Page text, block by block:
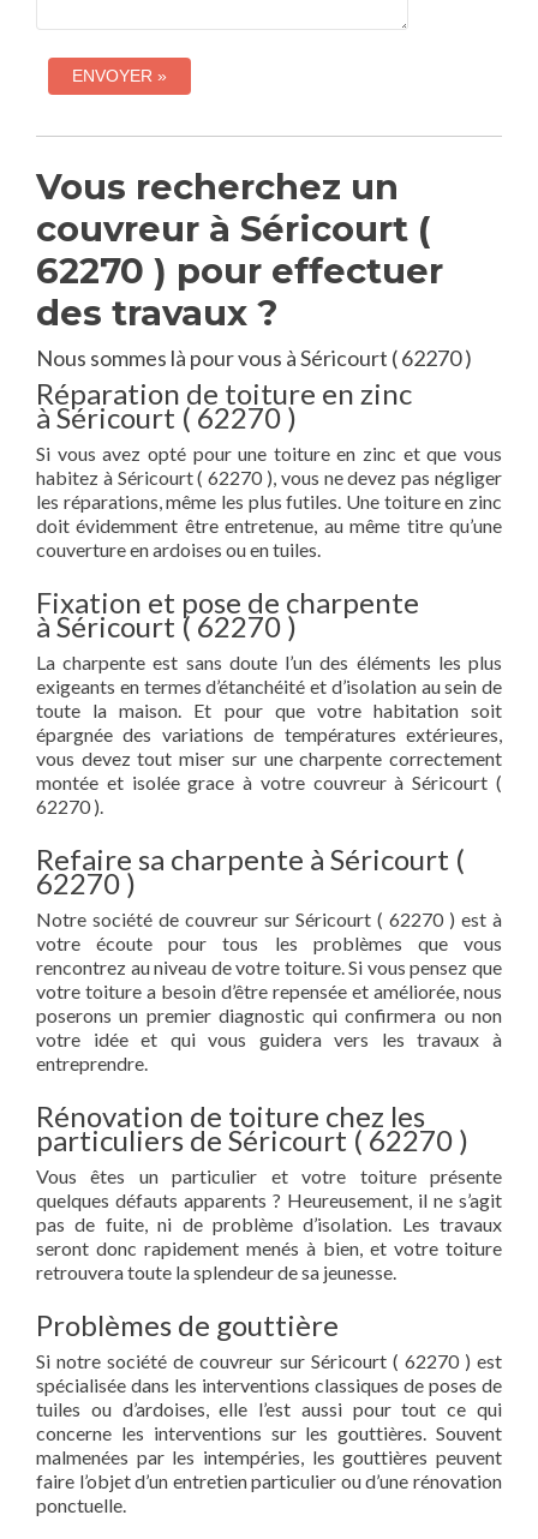
Vous recherchez un
couvreur à Séricourt (
62270 ) pour effectuer
des travaux ?
Nous sommes là pour vous à Séricourt ( 62270 )
Réparation de toiture en zinc
à Séricourt ( 62270 )
Si vous avez opté pour une toiture en zinc et que vous
habitez à Séricourt ( 62270 ), vous ne devez pas négliger
les réparations, même les plus futiles. Une toiture en zinc
doit évidemment être entretenue, au même titre qu’une
couverture en ardoises ou en tuiles.
Fixation et pose de charpente
à Séricourt ( 62270 )
La charpente est sans doute l’un des éléments les plus
exigeants en termes d’étanchéité et d’isolation au sein de
toute la maison. Et pour que votre habitation soit
épargnée des variations de températures extérieures,
vous devez tout miser sur une charpente correctement
montée et isolée grace à votre couvreur à Séricourt (
62270 ).
Refaire sa charpente à Séricourt (
62270 )
Notre société de couvreur sur Séricourt ( 62270 ) est à
votre écoute pour tous les problèmes que vous
rencontrez au niveau de votre toiture. Si vous pensez que
votre toiture a besoin d’être repensée et améliorée, nous
poserons un premier diagnostic qui confirmera ou non
votre idée et qui vous guidera vers les travaux à
entreprendre.
Rénovation de toiture chez les
particuliers de Séricourt ( 62270 )
Vous êtes un particulier et votre toiture présente
quelques défauts apparents ? Heureusement, il ne s’agit
pas de fuite, ni de problème d’isolation. Les travaux
seront donc rapidement menés à bien, et votre toiture
retrouvera toute la splendeur de sa jeunesse.
Problèmes de gouttière
Si notre société de couvreur sur Séricourt ( 62270 ) est
spécialisée dans les interventions classiques de poses de
tuiles ou d’ardoises, elle l’est aussi pour tout ce qui
concerne les interventions sur les gouttières. Souvent
malmenées par les intempéries, les gouttières peuvent
faire l’objet d’un entretien particulier ou d’une rénovation
ponctuelle.